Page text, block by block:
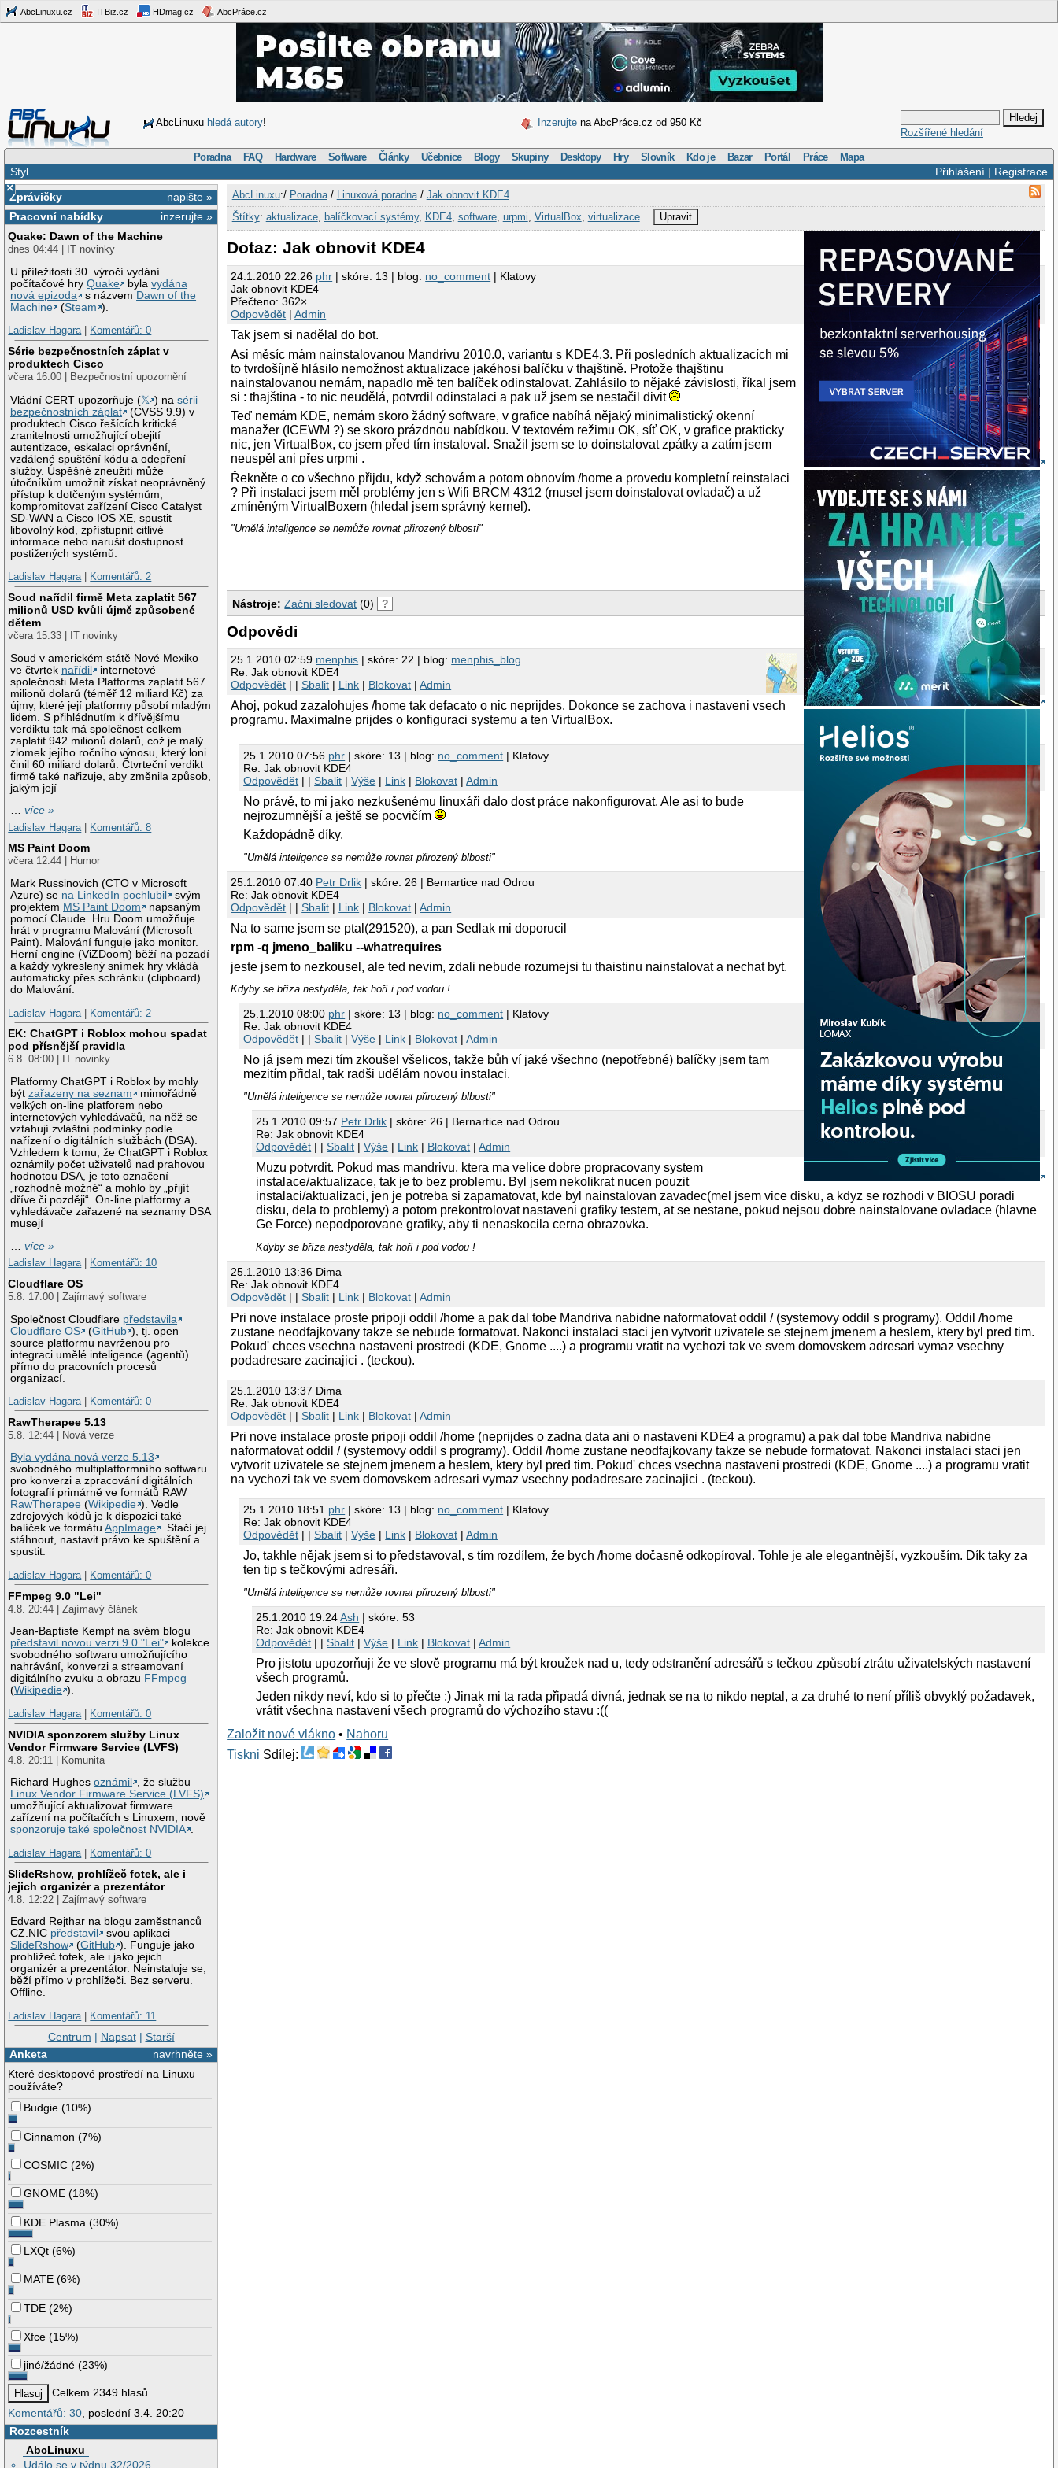
AbcLinuxu.cz ITBiz.cz HDmag.cz AbcPráce.cz
AbcLinuxu hledá autory! Inzerujte na AbcPráce.cz od 950 Kč
Rozšířené hledání
Poradna FAQ Hardware Software Články Učebnice Blogy Skupiny Desktopy Hry Slovník Kdo je Bazar Portál Práce Mapa
Přihlášení| Registrace
Styl
×
napište »
Zprávičky
inzerujte »
Pracovní nabídky
Quake: Dawn of the Machine
dnes 04:44 | IT novinky
U příležitosti 30. výročí vydání
počítačové hryQuake bylavydána
nová epizoda
s názvem Dawn of the
Machine
(Steam ).
Ladislav Hagara| Komentářů: 0
Série bezpečnostních záplat v
produktech Cisco
včera 16:00 | Bezpečnostní upozornění
Vládní CERT upozorňuje (𝕏 ) nasérii
bezpečnostních záplat
(CVSS 9.9) v
produktech Cisco řešících kritické
zranitelnosti umožňující obejití
autentizace, eskalaci oprávnění,
vzdálené spuštění kódu a odepření
služby. Úspěšné zneužití může
útočníkům umožnit získat neoprávněný
přístup k dotčeným systémům,
kompromitovat zařízení Cisco Catalyst
SD-WAN a Cisco IOS XE, spustit
libovolný kód, zpřístupnit citlivé
informace nebo narušit dostupnost
postižených systémů.
Ladislav Hagara| Komentářů: 2
Soud nařídil firmě Meta zaplatit 567
milionů USD kvůli újmě způsobené
dětem
včera 15:33 | IT novinky
Soud v americkém státě Nové Mexiko
ve čtvrtek nařídil
internetové
společnosti Meta Platforms zaplatit 567
milionů dolarů (téměř 12 miliard Kč) za
újmy, které její platformy působí mladým
lidem. S přihlédnutím k dřívějšímu
verdiktu tak má společnost celkem
zaplatit 942 milionů dolarů, což je malý
zlomek jejího ročního výnosu, který loni
činil 60 miliard dolarů. Čtvrteční verdikt
firmě také nařizuje, aby změnila způsob,
jakým její
…více »
Ladislav Hagara
Komentářů: 8
MS Paint Doom
včera 12:44 | Humor
Mark Russinovich (CTO v Microsoft
Azure) se na LinkedIn pochlubil
svým
projektem MS Paint Doom
napsaným
pomocí Claude. Hru Doom umožňuje
hrát v programu Malování (Microsoft
Paint). Malování funguje jako monitor.
Herní engine (ViZDoom) běží na pozadí
a každý vykreslený snímek hry vkládá
automaticky přes schránku (clipboard)
do Malování.
Ladislav Hagara
Komentářů: 2
EK: ChatGPT i Roblox mohou spadat
pod přísnější pravidla
6.8. 08:00 | IT novinky
Platformy ChatGPT i Roblox by mohly
býtzařazeny na seznam
mimořádně
velkých on-line platforem nebo
internetových vyhledávačů, na něž se
vztahují zvláštní podmínky podle
nařízení o digitálních službách (DSA).
Vzhledem k tomu, že ChatGPT i Roblox
oznámily počet uživatelů nad prahovou
hodnotou DSA, je toto označení
„rozhodně možné“ a mohlo by „přijít
dříve či později“. On-line platformy a
vyhledávače zařazené na seznamy DSA
musejí
…více »
Ladislav Hagara| Komentářů: 10
Cloudflare OS
5.8. 17:00 | Zajímavý software
Společnost Cloudflare představila
Cloudflare OS
(GitHub ), tj. open
source platformu navrženou pro
integraci umělé inteligence (agentů)
přímo do pracovních procesů
organizací.
Ladislav Hagara| Komentářů: 0
RawTherapee 5.13
5.8. 12:44 | Nová verze
Byla vydána nová verze 5.13
svobodného multiplatformního softwaru
pro konverzi a zpracování digitálních
fotografií primárně ve formátů RAW
RawTherapee (Wikipedie ). Vedle
zdrojových kódů je k dispozici také
balíček ve formátuAppImage . Stačí jej
stáhnout, nastavit právo ke spuštění a
spustit.
Ladislav Hagara| Komentářů: 0
FFmpeg 9.0 "Lei"
4.8. 20:44 | Zajímavý článek
Jean-Baptiste Kempf na svém blogu
představil novou verzi 9.0 "Lei"
kolekce
svobodného softwaru umožňujícího
nahrávání, konverzi a streamovaní
digitálního zvuku a obrazu FFmpeg
(Wikipedie ).
Ladislav Hagara| Komentářů: 0
NVIDIA sponzorem služby Linux
Vendor Firmware Service (LVFS)
4.8. 20:11 | Komunita
Richard Hughesoznámil
, že službu
Linux Vendor Firmware Service (LVFS)
umožňující aktualizovat firmware
zařízení na počítačích s Linuxem, nově
sponzoruje také společnost NVIDIA .
Ladislav Hagara| Komentářů: 0
SlideRshow, prohlížeč fotek, ale i
jejich organizér a prezentátor
4.8. 12:22 | Zajímavý software
Edvard Rejthar na blogu zaměstnanců
CZ.NIC představil
svou aplikaci
SlideRshow
(GitHub ). Funguje jako
prohlížeč fotek, ale i jako jejich
organizér a prezentátor. Neinstaluje se,
běží přímo v prohlížeči. Bez serveru.
Offline.
Ladislav Hagara| Komentářů: 11
Centrum | Napsat| Starší
navrhněte »
Anketa
Které desktopové prostředí na Linuxu
používáte?
Budgie (10%)
Cinnamon (7%)
COSMIC (2%)
GNOME (18%)
KDE Plasma (30%)
LXQt (6%)
MATE (6%)
TDE (2%)
Xfce (15%)
jiné/žádné (23%)
Celkem 2349 hlasů
Komentářů: 30 , poslední 3.4. 20:20
Rozcestník
AbcLinuxu
Událo se v týdnu 32/2026
AbcLinuxu:/ Poradna/ Linuxová poradna/ Jak obnovit KDE4
Štítky: aktualizace, balíčkovací systémy, KDE4, software, urpmi VirtualBox virtualizace Upravit
Dotaz: Jak obnovit KDE4
24.1.2010 22:26 phr | skóre: 13 | blog: no_comment | Klatovy
Jak obnovit KDE4
Přečteno: 362×
Odpovědět |Admin
Tak jsem si nadělal do bot.
Asi měsíc mám nainstalovanou Mandrivu 2010.0, variantu s KDE4.3. Při posledních aktualizacích mi
to tvrdošíjně hlásilo nemožnost aktualizace jakéhosi balíčku v thajštině. Protože thajštinu
nainstalovanou nemám, napadlo mě ten balíček odinstalovat. Zahlásilo to nějaké závislosti, říkal jsem
si : thajština - to nic neudělá, potvrdil odinstalaci a pak už jsem se nestačil divit
Teď nemám KDE, nemám skoro žádný software, v grafice nabíhá nějaký minimalistický okenní
manažer (ICEWM ?) se skoro prázdnou nabídkou. V textovém režimu OK, síť OK, v grafice prakticky
nic, jen VirtualBox, co jsem před tím instaloval. Snažil jsem se to doinstalovat zpátky a zatím jsem
neuspěl ani přes urpmi .
Řekněte o co všechno přijdu, když schovám a potom obnovím /home a provedu kompletní reinstalaci
? Při instalaci jsem měl problémy jen s Wifi BRCM 4312 (musel jsem doinstalovat ovladač) a už
zmíněným VirtualBoxem (hledal jsem správný kernel).
"Umělá inteligence se nemůže rovnat přirozený blbosti"
Nástroje: Začni sledovat (0) ?
Odpovědi
25.1.2010 02:59 menphis | skóre: 22 | blog: menphis_blog
Re: Jak obnovit KDE4
Odpovědět | |Sbalit | Link | Blokovat |Admin
Ahoj, pokud zazalohujes /home tak defacato o nic neprijdes. Dokonce se zachova i nastaveni vsech
programu. Maximalne prijdes o konfiguraci systemu a ten VirtualBox.
25.1.2010 07:56 phr | skóre: 13 | blog: no_comment | Klatovy
Re: Jak obnovit KDE4
Odpovědět | |Sbalit |Výše | Link | Blokovat |Admin
No právě, to mi jako nezkušenému linuxáři dalo dost práce nakonfigurovat. Ale asi to bude
nejrozumnější a ještě se pocvičím
Každopádně díky.
"Umělá inteligence se nemůže rovnat přirozený blbosti"
25.1.2010 07:40 Petr Drlik | skóre: 26 | Bernartice nad Odrou
Re: Jak obnovit KDE4
Odpovědět | |Sbalit | Link | Blokovat |Admin
Na to same jsem se ptal(291520), a pan Sedlak mi doporucil
rpm -q jmeno_baliku --whatrequires
jeste jsem to nezkousel, ale ted nevim, zdali nebude rozumejsi tu thaistinu nainstalovat a nechat byt.
Kdyby se bříza nestyděla, tak hoří i pod vodou !
25.1.2010 08:00 phr | skóre: 13 | blog: no_comment | Klatovy
Re: Jak obnovit KDE4
Odpovědět | |Sbalit |Výše | Link | Blokovat |Admin
No já jsem mezi tím zkoušel všelicos, takže bůh ví jaké všechno (nepotřebné) balíčky jsem tam
mezitím přidal, tak radši udělám novou instalaci.
"Umělá inteligence se nemůže rovnat přirozený blbosti"
25.1.2010 09:57 Petr Drlik | skóre: 26 | Bernartice nad Odrou
Re: Jak obnovit KDE4
Odpovědět | |Sbalit |Výše | Link | Blokovat |Admin
Muzu potvrdit. Pokud mas mandrivu, ktera ma velice dobre propracovany system
instalace/aktualizace, tak je to bez problemu. Byl jsem nekolikrat nucen pouzit
instalaci/aktualizaci, jen je potreba si zapamatovat, kde byl nainstalovan zavadec(mel jsem vice disku, a kdyz se rozhodi v BIOSU poradi
disku, dela to problemy) a potom prekontrolovat nastaveni grafiky testem, at se nestane, pokud nejsou dobre nainstalovane ovladace (hlavne
Ge Force) nepodporovane grafiky, aby ti nenaskocila cerna obrazovka.
Kdyby se bříza nestyděla, tak hoří i pod vodou !
25.1.2010 13:36 Dima
Re: Jak obnovit KDE4
Odpovědět | |Sbalit | Link | Blokovat |Admin
Pri nove instalace proste pripoji oddil /home a pak dal tobe Mandriva nabidne naformatovat oddil / (systemovy oddil s programy). Oddil /home
zustane neodfajkovany takze se nebude formatovat. Nakonci instalaci staci jen vytvorit uzivatele se stejnem jmenem a heslem, ktery byl pred tim.
Pokud' chces vsechna nastaveni prostredi (KDE, Gnome ....) a programu vratit na vychozi tak ve svem domovskem adresari vymaz vsechny
podadresare zacinajici . (teckou).
25.1.2010 13:37 Dima
Re: Jak obnovit KDE4
Odpovědět | |Sbalit | Link | Blokovat |Admin
Pri nove instalace proste pripoji oddil /home (neprijdes o zadna data ani o nastaveni KDE4 a programu) a pak dal tobe Mandriva nabidne
naformatovat oddil / (systemovy oddil s programy). Oddil /home zustane neodfajkovany takze se nebude formatovat. Nakonci instalaci staci jen
vytvorit uzivatele se stejnem jmenem a heslem, ktery byl pred tim. Pokud' chces vsechna nastaveni prostredi (KDE, Gnome ....) a programu vratit
na vychozi tak ve svem domovskem adresari vymaz vsechny podadresare zacinajici . (teckou).
25.1.2010 18:51 phr | skóre: 13 | blog: no_comment | Klatovy
Re: Jak obnovit KDE4
Odpovědět | |Sbalit |Výše | Link | Blokovat |Admin
Jo, takhle nějak jsem si to představoval, s tím rozdílem, že bych /home dočasně odkopíroval. Tohle je ale elegantnější, vyzkouším. Dík taky za
ten tip s tečkovými adresáři.
"Umělá inteligence se nemůže rovnat přirozený blbosti"
25.1.2010 19:24Ash | skóre: 53
Re: Jak obnovit KDE4
Odpovědět | |Sbalit |Výše | Link | Blokovat |Admin
Pro jistotu upozorňuji že ve slově programu má být kroužek nad u, tedy odstranění adresářů s tečkou způsobí ztrátu uživatelských nastavení
všech programů.
Jeden nikdy neví, kdo si to přečte :) Jinak mi ta rada připadá divná, jednak se na to nikdo neptal, a za druhé to není příliš obvyklý požadavek,
vrátit všechna nastavení všech programů do výchozího stavu :((
Založit nové vlákno • Nahoru
Tiskni Sdílej: